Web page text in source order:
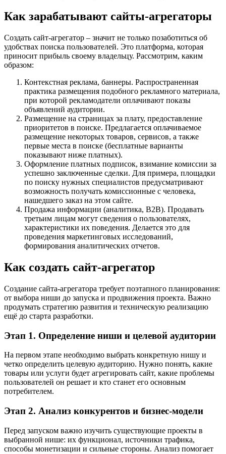
Как зарабатывают сайты-агрегаторы
Создать сайт-агрегатор – значит не только позаботиться об
удобствах поиска пользователей. Это платформа, которая
приносит прибыль своему владельцу. Рассмотрим, каким
образом:
Контекстная реклама, баннеры. Распространенная
практика размещения подобного рекламного материала,
при которой рекламодатели оплачивают показы
объявлений аудитории.
Размещение на страницах за плату, предоставление
приоритетов в поиске. Предлагается оплачиваемое
размещение некоторых товаров, сервисов, а также
первые места в поиске (бесплатные варианты
показывают ниже платных).
Оформление платных подписок, взимание комиссии за
успешно заключенные сделки. Для примера, площадки
по поиску нужных специалистов предусматривают
возможность получать комиссионные с человека,
нашедшего заказ на этом сайте.
Продажа информации (аналитика, В2В). Продавать
третьим лицам могут сведения о пользователях,
характеристики их поведения. Делается это для
проведения маркетинговых исследований,
формирования аналитических отчетов.
Как создать сайт-агрегатор
Создание сайта-агрегатора требует поэтапного планирования:
от выбора ниши до запуска и продвижения проекта. Важно
продумать стратегию развития и техническую реализацию
ещё до старта разработки.
Этап 1. Определение ниши и целевой аудитории
На первом этапе необходимо выбрать конкретную нишу и
четко определить целевую аудиторию. Нужно понять, какие
товары или услуги будет агрегировать сайт, какие проблемы
пользователей он решает и кто станет его основным
потребителем.
Этап 2. Анализ конкурентов и бизнес-модели
Перед запуском важно изучить существующие проекты в
выбранной нише: их функционал, источники трафика,
способы монетизации и сильные стороны. Анализ помогает